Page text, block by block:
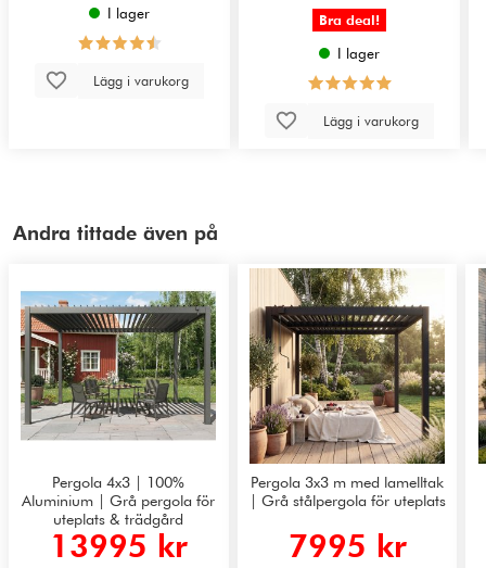
I lager
Lägg i varukorg
Bra deal!
I lager
Lägg i varukorg
Andra tittade även på
Pergola 4x3 | 100%
Aluminium | Grå pergola för
uteplats & trädgård
13995 kr
Pergola 3x3 m med lamelltak
| Grå stålpergola för uteplats
7995 kr